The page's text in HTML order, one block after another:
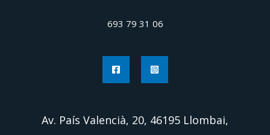
693 79 31 06
Av. País Valencià, 20, 46195 Llombai,